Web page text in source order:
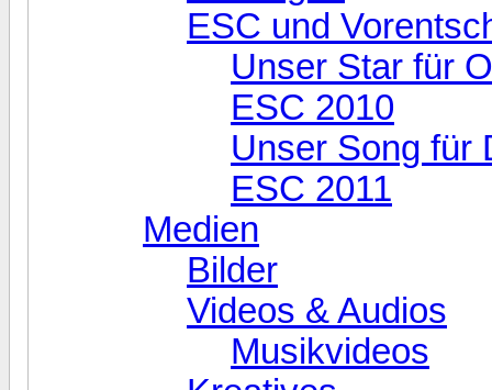
ESC und
Unser Star für
ESC 2010
Unser Song für
ESC 2011
Medien
Bilder
Videos & Audios
Musikvideos